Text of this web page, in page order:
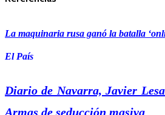
La maquinaria rusa ganó la batalla
El País
Diario de Navarra, Javier
Armas de seducción masiva